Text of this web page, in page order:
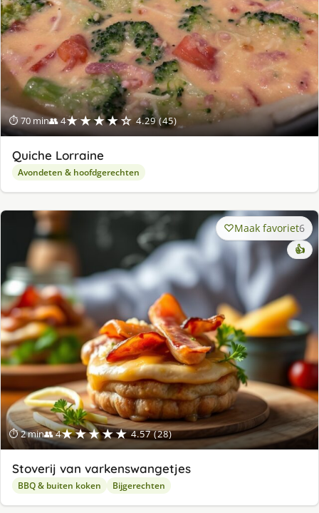
⏱ 70 min👥 4★★★★☆ 4.29 (45)
Quiche Lorraine
Avondeten & hoofdgerechten
⏱ 2 min👥 4★★★★★ 4.57 (28)
Maak favoriet6
👍
Stoverij van varkenswangetjes
BBQ & buiten koken Bijgerechten